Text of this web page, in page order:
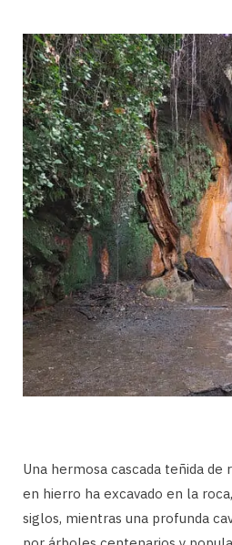
Una hermosa cascada teñida de
en hierro ha excavado en la
siglos, mientras una profunda